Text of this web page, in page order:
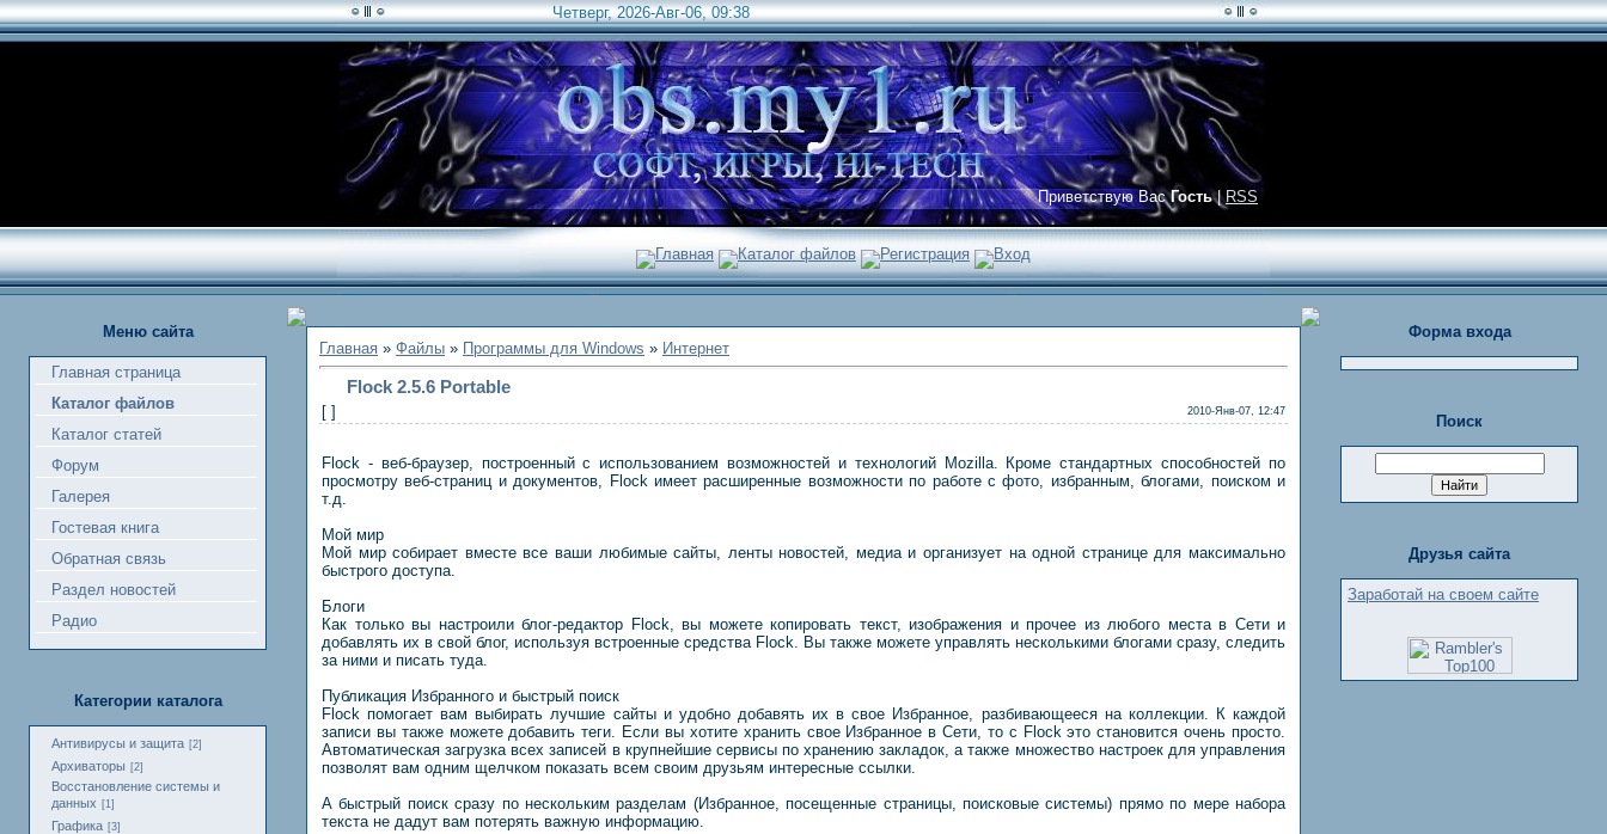
Четверг, 2026-Авг-06, 09:38
Приветствую ВасГость|RSS
Главная Каталог файлов Регистрация Вход
Меню сайта
Главная страница
Каталог файлов
Каталог статей
Форум
Галерея
Гостевая книга
Обратная связь
Раздел новостей
Радио
Категории каталога
Антивирусы и защита [2]
Архиваторы [2]
Восстановление системы и
данных [1]
Графика [3]
Главная » Файлы » Программы для Windows » Интернет
Flock 2.5.6 Portable
[ ] 2010-Янв-07, 12:47
Flock - веб-браузер, построенный с использованием возможностей и технологий Mozilla. Кроме стандартных способностей по
просмотру веб-страниц и документов, Flock имеет расширенные возможности по работе с фото, избранным, блогами, поиском и
т.д.
Мой мир
Мой мир собирает вместе все ваши любимые сайты, ленты новостей, медиа и организует на одной странице для максимально
быстрого доступа.
Блоги
Как только вы настроили блог-редактор Flock, вы можете копировать текст, изображения и прочее из любого места в Сети и
добавлять их в свой блог, используя встроенные средства Flock. Вы также можете управлять несколькими блогами сразу, следить
за ними и писать туда.
Публикация Избранного и быстрый поиск
Flock помогает вам выбирать лучшие сайты и удобно добавять их в свое Избранное, разбивающееся на коллекции. К каждой
записи вы также можете добавить теги. Если вы хотите хранить свое Избранное в Сети, то с Flock это становится очень просто.
Автоматическая загрузка всех записей в крупнейшие сервисы по хранению закладок, а также множество настроек для управления
позволят вам одним щелчком показать всем своим друзьям интересные ссылки.
А быстрый поиск сразу по нескольким разделам (Избранное, посещенные страницы, поисковые системы) прямо по мере набора
текста не дадут вам потерять важную информацию.
Форма входа
Поиск
Друзья сайта
Заработай на своем сайте